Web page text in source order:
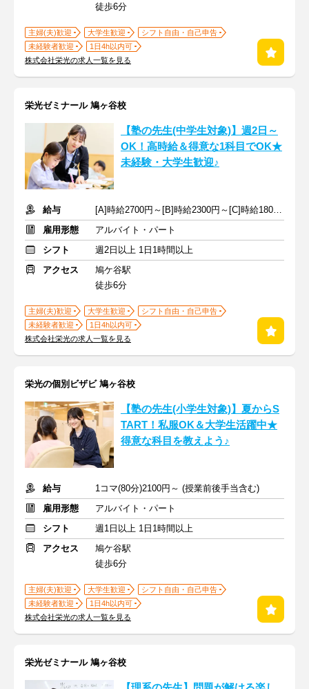
徒歩6分
主婦(夫)歓迎 大学生歓迎
シフト自由・自己申告
未経験者歓迎
1日4h以内可
株式会社栄光の求人一覧を見る
栄光ゼミナール 鳩ヶ谷校
【塾の先生(中学生対象)】週2日～
OK！高時給＆得意な1科目でOK★
未経験・大学生歓迎♪
給与
[A]時給2700円～[B]時給2300円～[C]時給1800円～ ※手当含む
雇用形態
アルバイト・パート
シフト
週2日以上 1日1時間以上
アクセス
鳩ケ谷駅
徒歩6分
主婦(夫)歓迎 大学生歓迎
シフト自由・自己申告
未経験者歓迎
1日4h以内可
株式会社栄光の求人一覧を見る
栄光の個別ビザビ 鳩ヶ谷校
【塾の先生(小学生対象)】夏からS
TART！私服OK＆大学生活躍中★
得意な科目を教えよう♪
給与
1コマ(80分)2100円～ (授業前後手当含む)
雇用形態
アルバイト・パート
シフト
週1日以上 1日1時間以上
アクセス
鳩ケ谷駅
徒歩6分
主婦(夫)歓迎 大学生歓迎
シフト自由・自己申告
未経験者歓迎
1日4h以内可
株式会社栄光の求人一覧を見る
栄光ゼミナール 鳩ヶ谷校